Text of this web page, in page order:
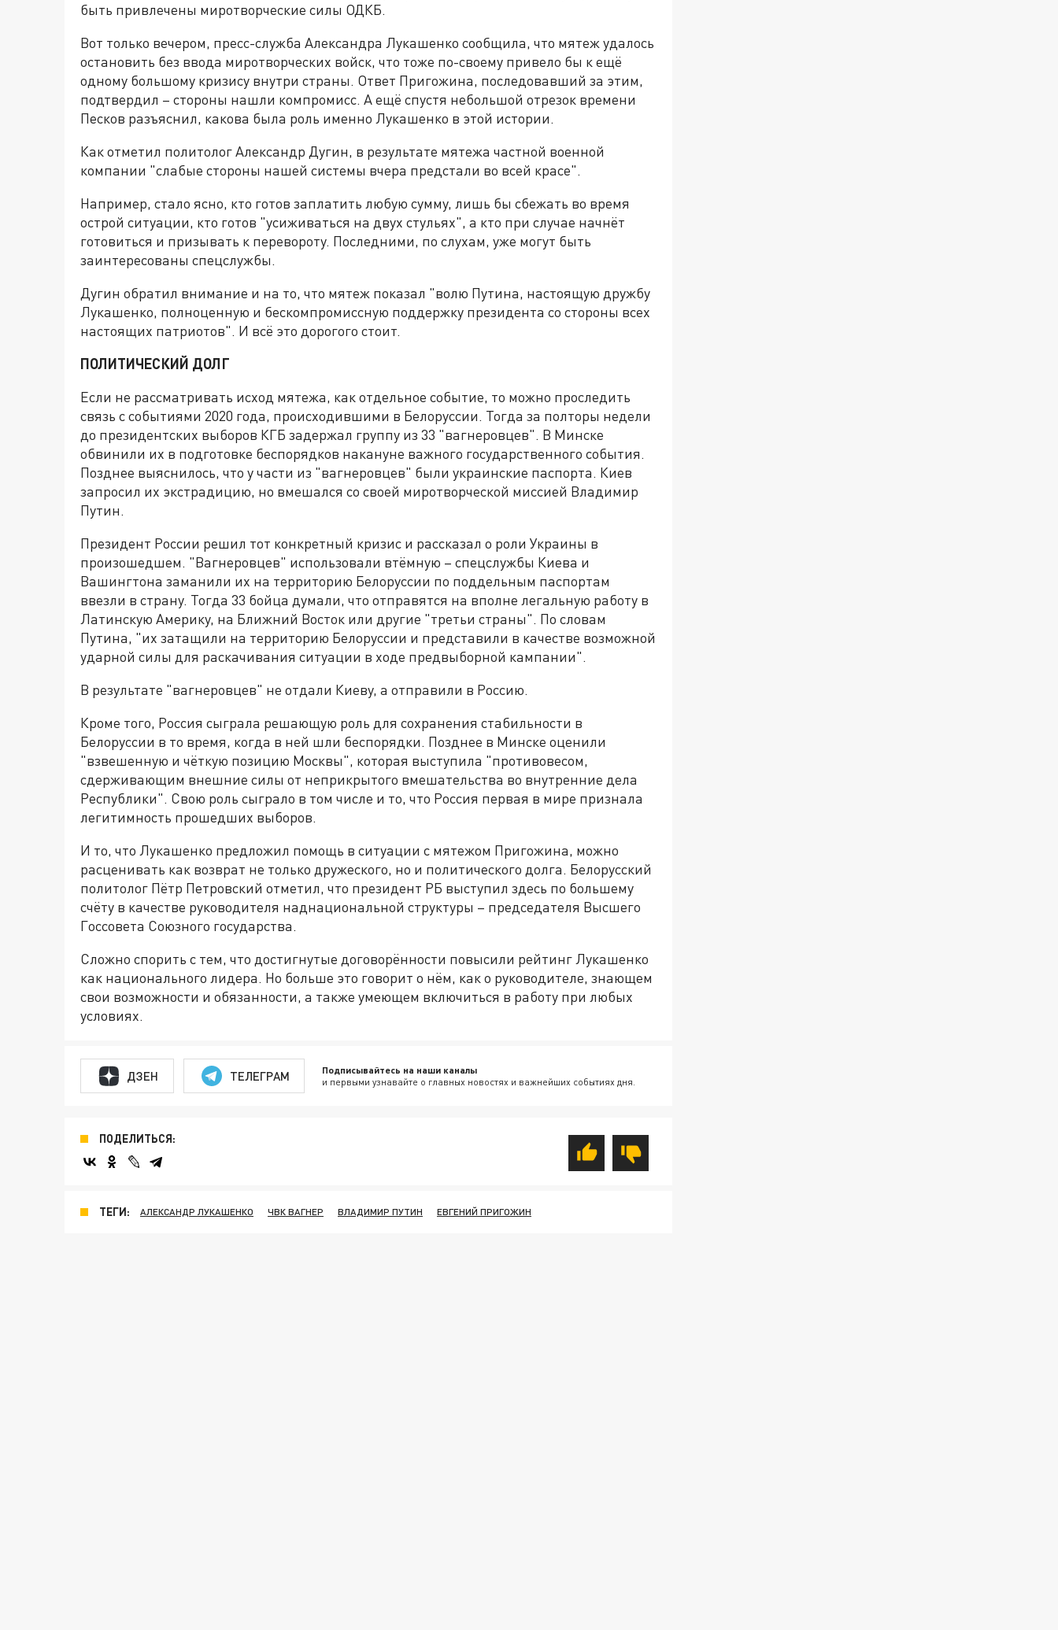
быть привлечены миротворческие силы ОДКБ.
Вот только вечером, пресс-служба Александра Лукашенко сообщила, что мятеж удалось
остановить без ввода миротворческих войск, что тоже по-своему привело бы к ещё
одному большому кризису внутри страны. Ответ Пригожина, последовавший за этим,
подтвердил – стороны нашли компромисс. А ещё спустя небольшой отрезок времени
Песков разъяснил, какова была роль именно Лукашенко в этой истории.
Как отметил политолог Александр Дугин, в результате мятежа частной военной
компании "слабые стороны нашей системы вчера предстали во всей красе".
Например, стало ясно, кто готов заплатить любую сумму, лишь бы сбежать во время
острой ситуации, кто готов "усиживаться на двух стульях", а кто при случае начнёт
готовиться и призывать к перевороту. Последними, по слухам, уже могут быть
заинтересованы спецслужбы.
Дугин обратил внимание и на то, что мятеж показал "волю Путина, настоящую дружбу
Лукашенко, полноценную и бескомпромиссную поддержку президента со стороны всех
настоящих патриотов". И всё это дорогого стоит.
ПОЛИТИЧЕСКИЙ ДОЛГ
Если не рассматривать исход мятежа, как отдельное событие, то можно проследить
связь с событиями 2020 года, происходившими в Белоруссии. Тогда за полторы недели
до президентских выборов КГБ задержал группу из 33 "вагнеровцев". В Минске
обвинили их в подготовке беспорядков накануне важного государственного события.
Позднее выяснилось, что у части из "вагнеровцев" были украинские паспорта. Киев
запросил их экстрадицию, но вмешался со своей миротворческой миссией Владимир
Путин.
Президент России решил тот конкретный кризис и рассказал о роли Украины в
произошедшем. "Вагнеровцев" использовали втёмную – спецслужбы Киева и
Вашингтона заманили их на территорию Белоруссии по поддельным паспортам
ввезли в страну. Тогда 33 бойца думали, что отправятся на вполне легальную работу в
Латинскую Америку, на Ближний Восток или другие "третьи страны". По словам
Путина, "их затащили на территорию Белоруссии и представили в качестве возможной
ударной силы для раскачивания ситуации в ходе предвыборной кампании".
В результате "вагнеровцев" не отдали Киеву, а отправили в Россию.
Кроме того, Россия сыграла решающую роль для сохранения стабильности в
Белоруссии в то время, когда в ней шли беспорядки. Позднее в Минске оценили
"взвешенную и чёткую позицию Москвы", которая выступила "противовесом,
сдерживающим внешние силы от неприкрытого вмешательства во внутренние дела
Республики". Свою роль сыграло в том числе и то, что Россия первая в мире признала
легитимность прошедших выборов.
И то, что Лукашенко предложил помощь в ситуации с мятежом Пригожина, можно
расценивать как возврат не только дружеского, но и политического долга. Белорусский
политолог Пётр Петровский отметил, что президент РБ выступил здесь по большему
счёту в качестве руководителя наднациональной структуры – председателя Высшего
Госсовета Союзного государства.
Сложно спорить с тем, что достигнутые договорённости повысили рейтинг Лукашенко
как национального лидера. Но больше это говорит о нём, как о руководителе, знающем
свои возможности и обязанности, а также умеющем включиться в работу при любых
условиях.
ДЗЕН ТЕЛЕГРАМ Подписывайтесь на наши каналы
и первыми узнавайте о главных новостях и важнейших событиях дня.
ПОДЕЛИТЬСЯ:
ТЕГИ: АЛЕКСАНДР ЛУКАШЕНКО ЧВК ВАГНЕР ВЛАДИМИР ПУТИН ЕВГЕНИЙ ПРИГОЖИН